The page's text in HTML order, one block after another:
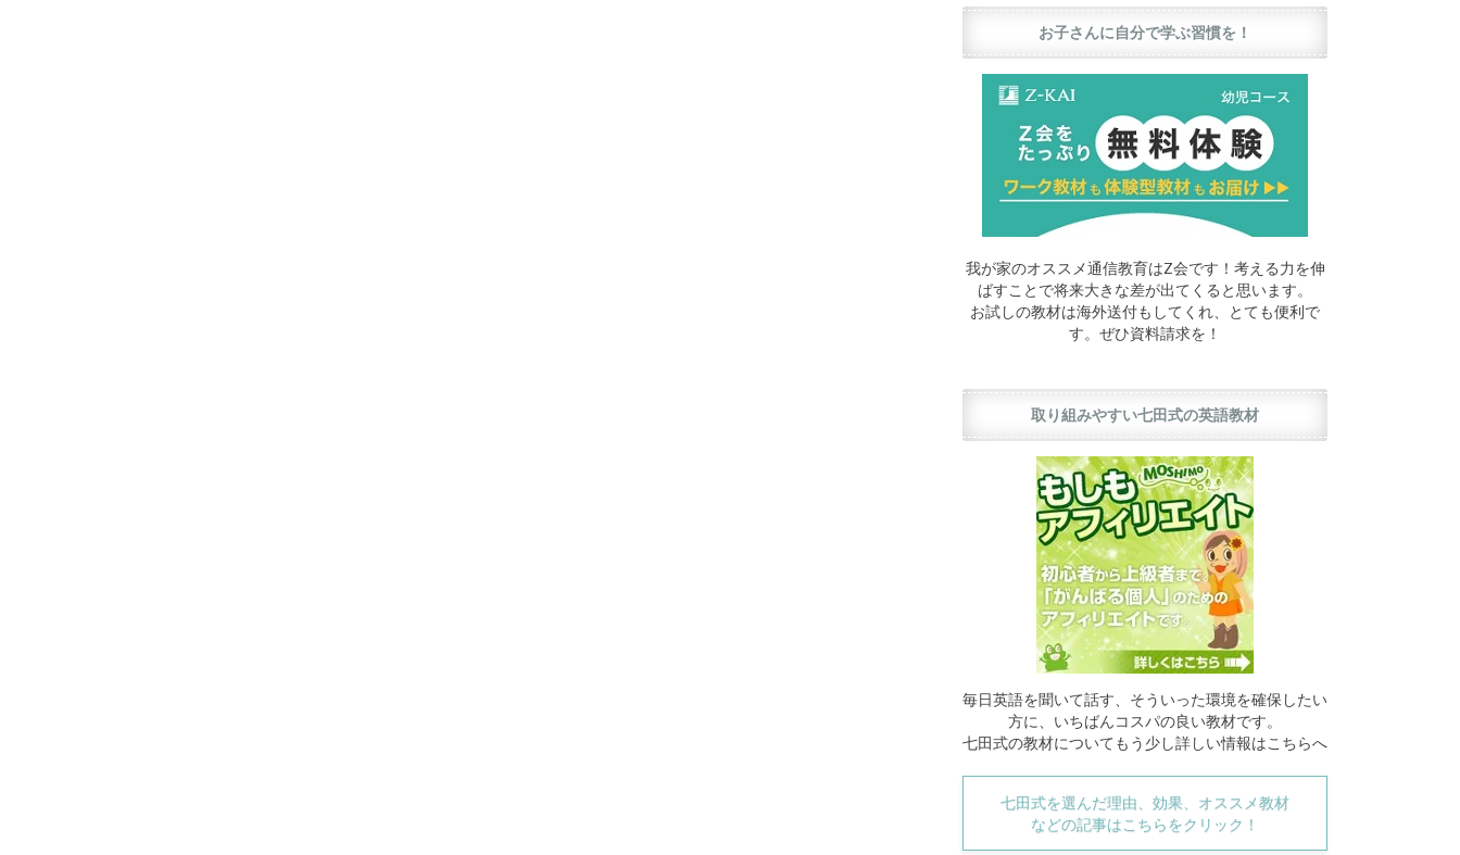
お子さんに自分で学ぶ習慣を！
我が家のオススメ通信教育はZ会です！考える力を伸
ばすことで将来大きな差が出てくると思います。
お試しの教材は海外送付もしてくれ、とても便利で
す。ぜひ資料請求を！
取り組みやすい七田式の英語教材
毎日英語を聞いて話す、そういった環境を確保したい
方に、いちばんコスパの良い教材です。
七田式の教材についてもう少し詳しい情報はこちらへ
七田式を選んだ理由、効果、オススメ教材
などの記事はこちらをクリック！